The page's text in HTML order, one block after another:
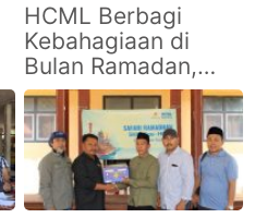
HCML Berbagi
Kebahagiaan di
Bulan Ramadan,
Bagikan Takjil ke
Pengendara di
Pulau Giliraja